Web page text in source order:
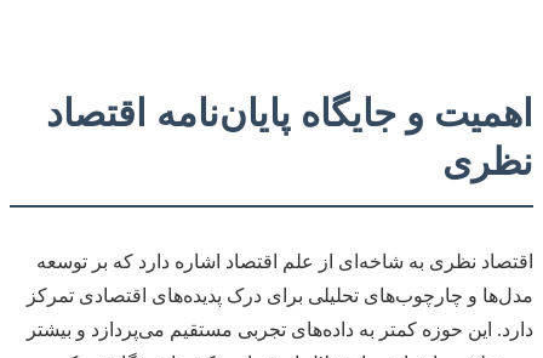
اهمیت و جایگاه پایان‌نامه اقتصاد
نظری
اقتصاد نظری به شاخه‌ای از علم اقتصاد اشاره دارد که بر توسعه
مدل‌ها و چارچوب‌های تحلیلی برای درک پدیده‌های اقتصادی تمرکز
دارد. این حوزه کمتر به داده‌های تجربی مستقیم می‌پردازد و بیشتر